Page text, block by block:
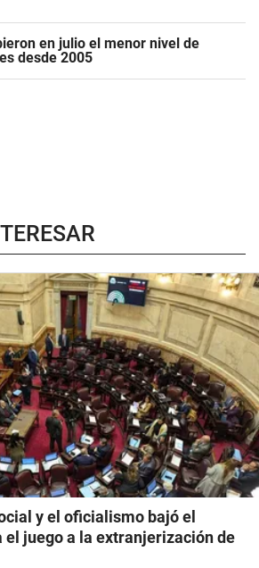
en julio el menor nivel de
desde 2005
y el oficialismo bajó el
el juego a la extranjerización de